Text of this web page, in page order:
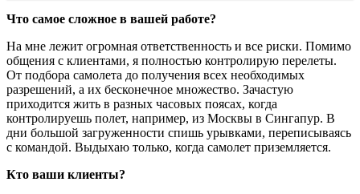
Что самое сложное в вашей работе?
На мне лежит огромная ответственность и все риски. Помимо
общения с клиентами, я полностью контролирую перелеты.
От подбора самолета до получения всех необходимых
разрешений, а их бесконечное множество. Зачастую
приходится жить в разных часовых поясах, когда
контролируешь полет, например, из Москвы в Сингапур. В
дни большой загруженности спишь урывками, переписываясь
с командой. Выдыхаю только, когда самолет приземляется.
Кто ваши клиенты?